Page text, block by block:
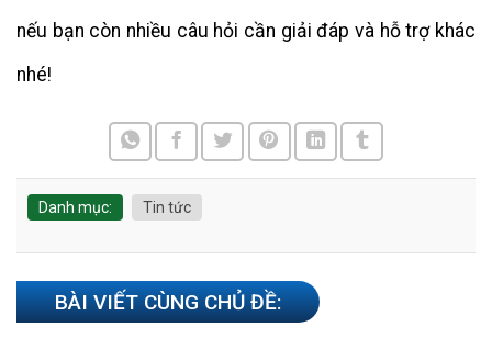
nếu bạn còn nhiều câu hỏi cần giải đáp và hỗ trợ khác
nhé!
Danh mục: Tin tức
BÀI VIẾT CÙNG CHỦ ĐỀ: